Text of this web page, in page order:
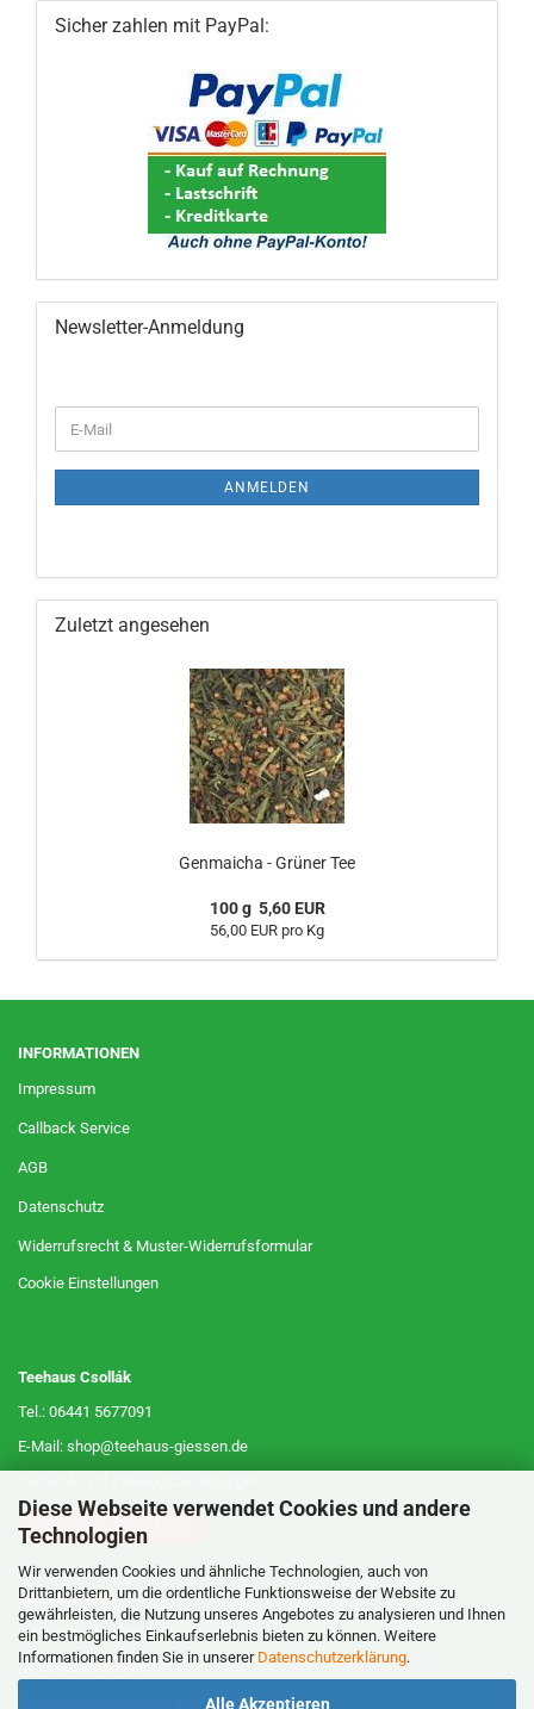
Diese Webseite verwendet Cookies und andere
Technologien
Wir verwenden Cookies und ähnliche Technologien, auch von
Drittanbietern, um die ordentliche Funktionsweise der Website zu
gewährleisten, die Nutzung unseres Angebotes zu analysieren und Ihnen
ein bestmögliches Einkaufserlebnis bieten zu können. Weitere
Informationen finden Sie in unserer Datenschutzerklärung.
Alle Akzeptieren
Sicher zahlen mit PayPal:
Newsletter-Anmeldung
ZUR
E-
Mail
ANMELDEN
Zuletzt angesehen
Genmaicha - Grüner Tee
100 g 5,60 EUR
56,00 EUR pro Kg
INFORMATIONEN
Impressum
Callback Service
AGB
Datenschutz
Widerrufsrecht & Muster-Widerrufsformular
Cookie Einstellungen
Teehaus Csollák
Tel.: 06441 5677091
E-Mail: shop@teehaus-giessen.de
WIDERRUF ERKLÄREN
MEIN KONTO
Kundenkonto erstellen
Meine Bestellungen
Newsletter abonnieren oder abbestellen